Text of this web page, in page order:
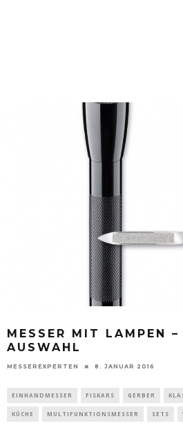
MESSER MIT LAMPEN –
AUSWAHL
MESSEREXPERTEN 8. JANUAR 2016
EINHANDMESSER FISKARS GERBER
KÜCHE MULTIFUNKTIONSMESSER SETS